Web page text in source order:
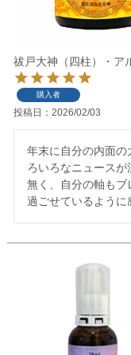
祓戸大神（四柱）・ア
購入者
投稿日 2026/02/03
年末に自分の内面
ろいろなニュース
無く、自分の軸も
過ごせているように